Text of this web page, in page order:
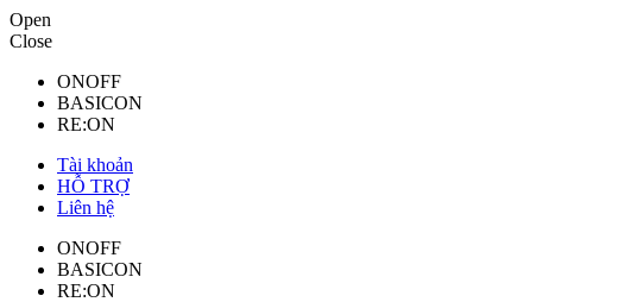
Open
Close
ONOFF
BASICON
RE:ON
Tài khoản
HỖ TRỢ
Liên hệ
ONOFF
BASICON
RE:ON